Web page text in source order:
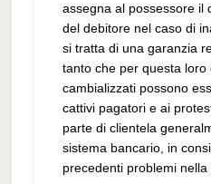
assegna al possessore il
del debitore nel caso di
si tratta di una garanzia
tanto che per questa
cambializzati possono
cattivi pagatori e ai
parte di clientela
sistema bancario, in
precedenti problemi nella